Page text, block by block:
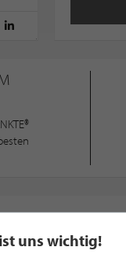
uns wichtig!